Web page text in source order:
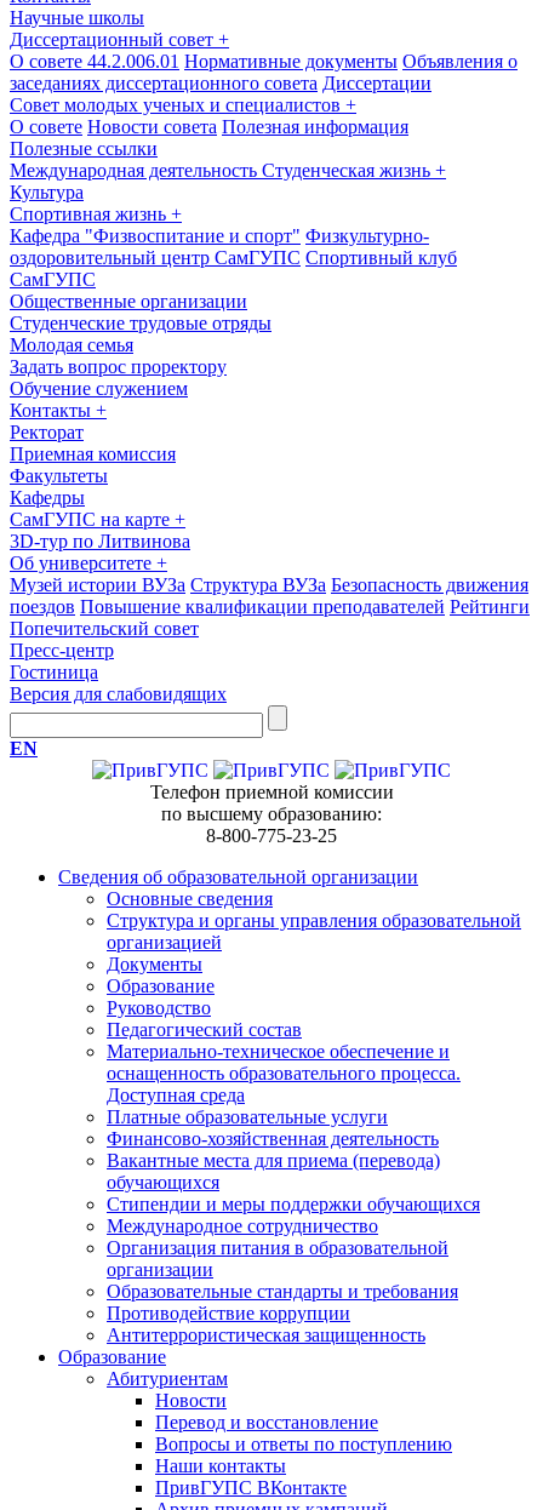
Научные школы
Диссертационный совет +
О совете 44.2.006.01 Нормативные документы Объявления о
заседаниях диссертационного совета Диссертации
Совет молодых ученых и специалистов +
О совете Новости совета Полезная информация
Полезные ссылки
Международная деятельность Студенческая жизнь +
Культура
Спортивная жизнь +
Кафедра "Физвоспитание и спорт" Физкультурно-
оздоровительный центр СамГУПС Спортивный клуб
СамГУПС
Общественные организации
Студенческие трудовые отряды
Молодая семья
Задать вопрос проректору
Обучение служением
Контакты +
Ректорат
Приемная комиссия
Факультеты
Кафедры
СамГУПС на карте +
3D-тур по Литвинова
Об университете +
Музей истории ВУЗа Структура ВУЗа Безопасность движения
поездов Повышение квалификации преподавателей Рейтинги
Попечительский совет
Пресс-центр
Гостиница
Версия для слабовидящих
EN
Телефон приемной комиссии
по высшему образованию:
8-800-775-23-25
Сведения об образовательной организации
Основные сведения
Структура и органы управления образовательной
организацией
Документы
Образование
Руководство
Педагогический состав
Материально-техническое обеспечение и
оснащенность образовательного процесса.
Доступная среда
Платные образовательные услуги
Финансово-хозяйственная деятельность
Вакантные места для приема (перевода)
обучающихся
Стипендии и меры поддержки обучающихся
Международное сотрудничество
Организация питания в образовательной
организации
Образовательные стандарты и требования
Противодействие коррупции
Антитеррористическая защищенность
Образование
Абитуриентам
Новости
Перевод и восстановление
Вопросы и ответы по поступлению
Наши контакты
ПривГУПС ВКонтакте